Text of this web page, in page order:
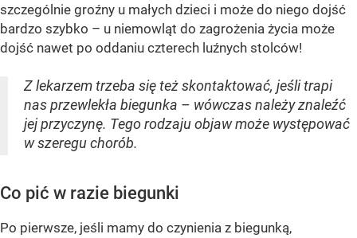
szczególnie groźny u małych dzieci i może do niego dojść
bardzo szybko – u niemowląt do zagrożenia życia może
dojść nawet po oddaniu czterech luźnych stolców!
Z lekarzem trzeba się też skontaktować, jeśli trapi
nas przewlekła biegunka – wówczas należy znaleźć
jej przyczynę. Tego rodzaju objaw może występować
w szeregu chorób.
Co pić w razie biegunki
Po pierwsze, jeśli mamy do czynienia z biegunką,